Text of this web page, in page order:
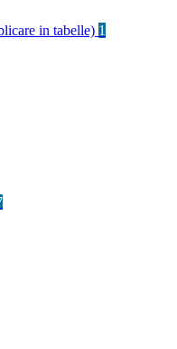
in tabelle) 1